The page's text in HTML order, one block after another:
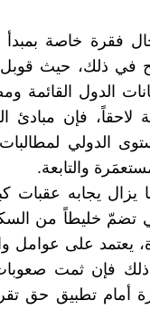
فقرة خاصة
لكنه لم يفلح في ذلك،
لاحقاً، فإن
الدولي
والتابعة.
يزال يجابه عقبات
تضمّ خليطاً من
يعتمد على عوامل
ذلك فإن ثمت
أمام تطبيق حق